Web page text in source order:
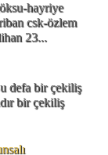
hayriye
csk-özlem
23...
defa bir çekiliş
bir çekiliş